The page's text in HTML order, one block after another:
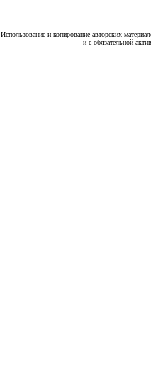
Использование и копирование авторских
и с обязательной